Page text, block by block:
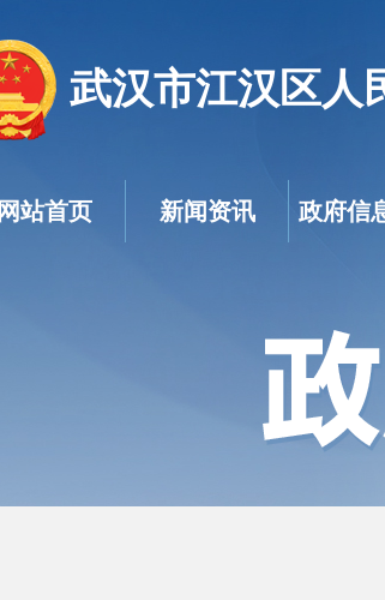
武汉市江汉区人
网站首页 新闻资讯 政府信